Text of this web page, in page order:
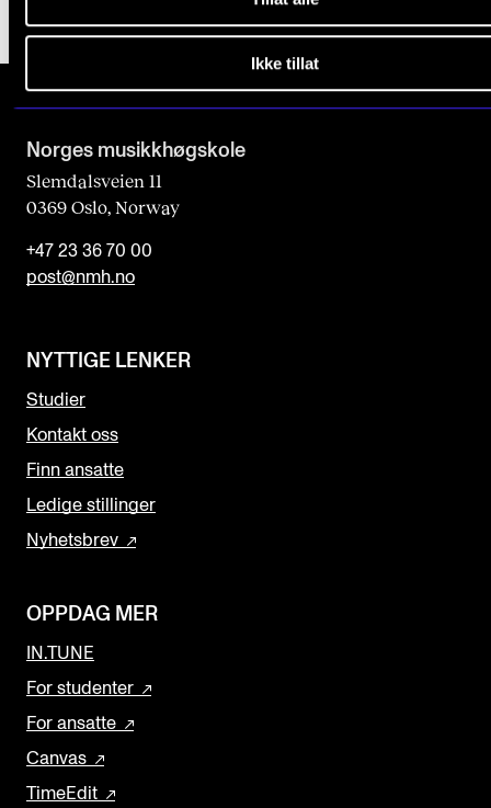
Ikke tillat
Norges musikk­høgskole
Slemdalsveien 11
0369 Oslo, Norway
+47 23 36 70 00
post@nmh.no
NYTTIGE LENKER
Studier
Kontakt oss
Finn ansatte
Ledige stillinger
Nyhetsbrev
OPPDAG MER
IN.TUNE
For studenter
For ansatte
Canvas
TimeEdit